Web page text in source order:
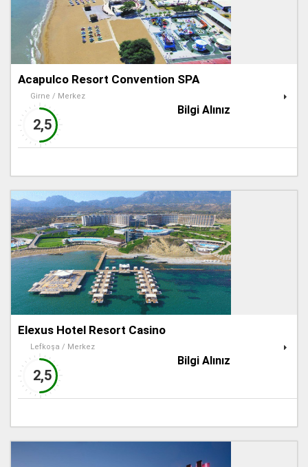
Acapulco Resort Convention SPA
Girne / Merkez
2,5
Bilgi Alınız
Elexus Hotel Resort Casino
Lefkoşa / Merkez
2,5
Bilgi Alınız